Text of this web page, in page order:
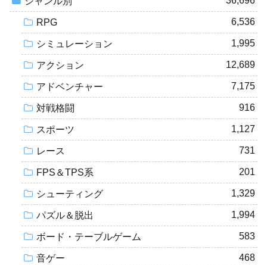
RPG 6,536
シミュレーション 1,995
アクション 12,689
アドベンチャー 7,175
対戦格闘 916
スポーツ 1,127
レース 731
FPS＆TPS系 201
シューティング 1,329
パズル＆脱出 1,994
ボード・テーブルゲーム 583
音ゲー 468